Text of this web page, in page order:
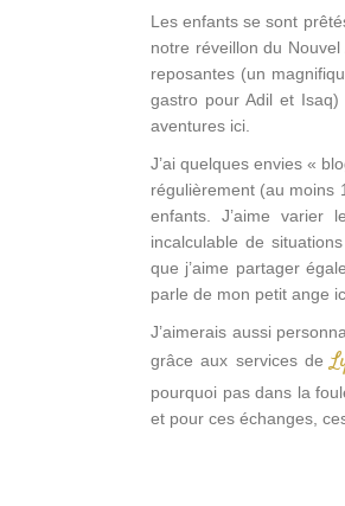
Les enfants se sont
notre réveillon du
reposantes (un
gastro pour Adil et
aventures ici.
J’ai quelques envies «
régulièrement (au moins
enfants. J’aime varier
incalculable de
que j’aime partager
parle de mon petit ange
J’aimerais aussi
grâce aux services de
pourquoi pas dans la
et pour ces échanges,